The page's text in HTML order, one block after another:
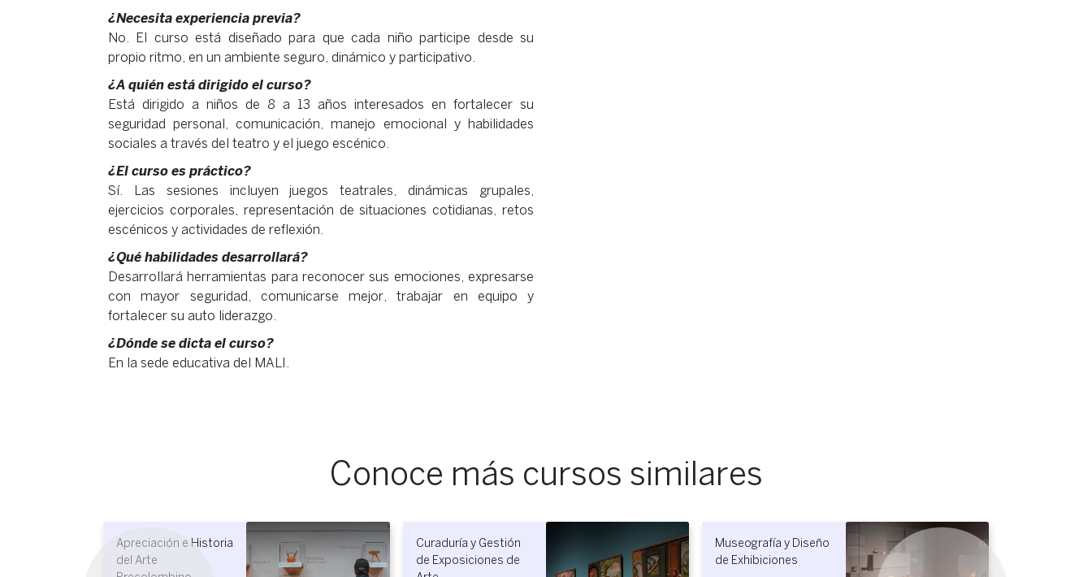
¿Necesita experiencia previa?
No. El curso está diseñado para que cada niño participe desde su
propio ritmo, en un ambiente seguro, dinámico y participativo.
¿A quién está dirigido el curso?
Está dirigido a niños de 8 a 13 años interesados en fortalecer su
seguridad personal, comunicación, manejo emocional y habilidades
sociales a través del teatro y el juego escénico.
¿El curso es práctico?
Sí. Las sesiones incluyen juegos teatrales, dinámicas grupales,
ejercicios corporales, representación de situaciones cotidianas, retos
escénicos y actividades de reflexión.
¿Qué habilidades desarrollará?
Desarrollará herramientas para reconocer sus emociones, expresarse
con mayor seguridad, comunicarse mejor, trabajar en equipo y
fortalecer su auto liderazgo.
¿Dónde se dicta el curso?
En la sede educativa del MALI.
Conoce más cursos similares
Museografía y Diseño
Producción Técnica
para Instalaciones de
Storytelling
Estratégico
Coaching teatral para